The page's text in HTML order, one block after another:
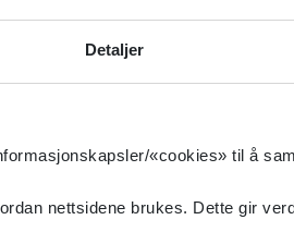
Detaljer
«cookies» til å
nettsidene brukes. Dette gir